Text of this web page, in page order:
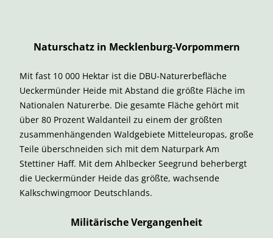
Naturschatz in Mecklenburg-Vorpommern
Mit fast 10 000 Hektar ist die DBU-Naturerbefläche
Ueckermünder Heide mit Abstand die größte Fläche im
Nationalen Naturerbe. Die gesamte Fläche gehört mit
über 80 Prozent Waldanteil zu einem der größten
zusammenhängenden Waldgebiete Mitteleuropas, große
Teile überschneiden sich mit dem Naturpark Am
Stettiner Haff. Mit dem Ahlbecker Seegrund beherbergt
die Ueckermünder Heide das größte, wachsende
Kalkschwingmoor Deutschlands.
Militärische Vergangenheit